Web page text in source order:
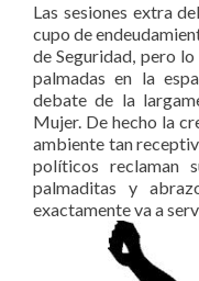
Las sesiones extra
cupo de
de Seguridad, pero
palmadas en la
debate de la
Mujer. De hecho la
ambiente tan
políticos reclaman
palmaditas y
exactamente va a